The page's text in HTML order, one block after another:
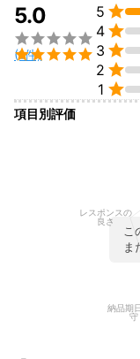
安価で気軽にフォト
だわりを持つ方々に
せください😊
これまでの実績
国際フォトコン受賞
験多数。国内外で作
ます。おかげさまで、
お客様のご厚意を頂
SNS拡散協力やモデ
プ対応です。高い技
ットワークで、唯一
5.0


(1件)
5 
4 
3 
2 
1 
項目別評価
こ
ま
納品期
守
レスポンスの
良さ